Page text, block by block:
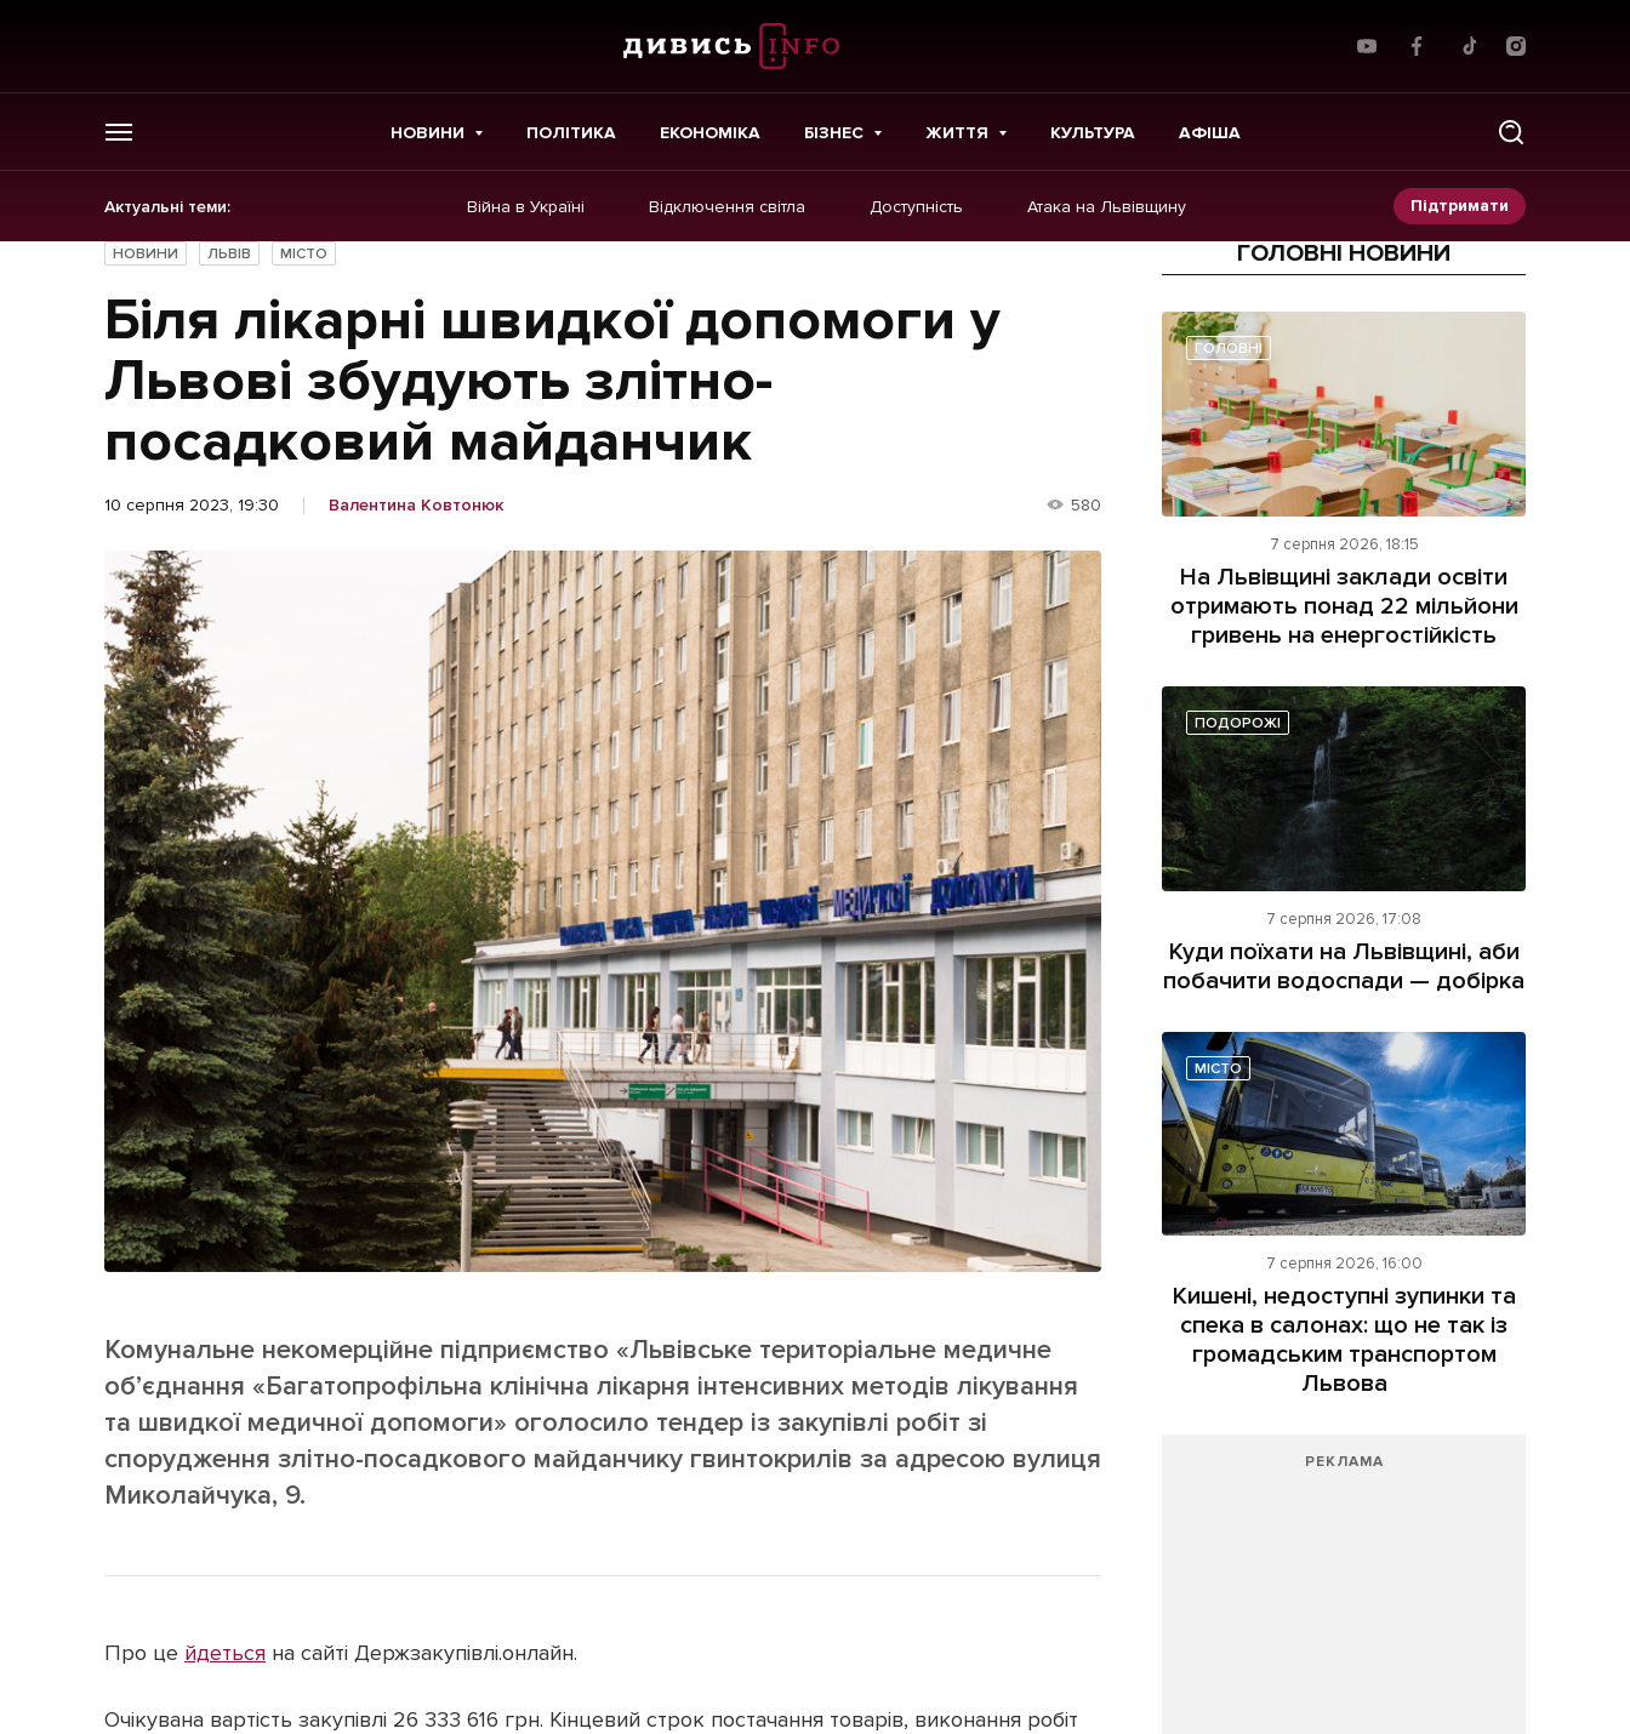
НОВИНИ ПОЛІТИКА ЕКОНОМІКА БІЗНЕС ЖИТТЯ КУЛЬТУРА АФІША
Актуальні теми: Війна в Україні Відключення світла Доступність Атака на Львівщину Підтримати
ГОЛОВНЕ
Новини
Політика
Економіка
Бізнес
Життя
Культура
Афіша
Картки
Лонгріди
Прес-релізи
Фото/Відео
Made in Lviv
[email protected]
Реклама на сайті
Політика конфіденційності
НОВИНИ ЛЬВІВ МІСТО
Біля лікарні швидкої допомоги у
Львові збудують злітно-
посадковий майданчик
10 серпня 2023, 19:30 Валентина Ковтонюк 580
Комунальне некомерційне підприємство «Львівське територіальне медичне
об’єднання «Багатопрофільна клінічна лікарня інтенсивних методів лікування
та швидкої медичної допомоги» оголосило тендер із закупівлі робіт зі
спорудження злітно-посадкового майданчику гвинтокрилів за адресою вулиця
Миколайчука, 9.
Про це йдеться на сайті Держзакупівлі.онлайн.
Очікувана вартість закупівлі 26 333 616 грн. Кінцевий строк постачання товарів, виконання робіт
ГОЛОВНІ НОВИНИ
ГОЛОВНІ
7 серпня 2026, 18:15
На Львівщині заклади освіти
отримають понад 22 мільйони
гривень на енергостійкість
ПОДОРОЖІ
7 серпня 2026, 17:08
Куди поїхати на Львівщині, аби
побачити водоспади — добірка
МІСТО
7 серпня 2026, 16:00
Кишені, недоступні зупинки та
спека в салонах: що не так із
громадським транспортом
Львова
РЕКЛАМА